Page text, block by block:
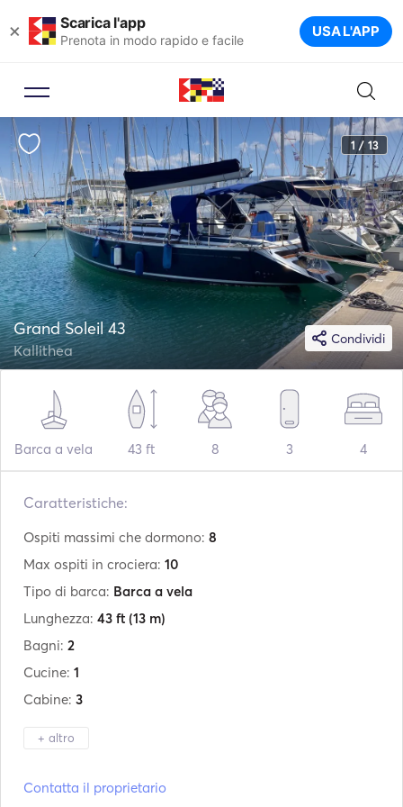
× Scarica l'app
Prenota in modo rapido e facile USA L'APP
1 / 13
Condividi
Grand Soleil 43
Kallithea
Barca a vela 43 ft 8 3 4
Caratteristiche:
Ospiti massimi che dormono: 8
Max ospiti in crociera: 10
Tipo di barca: Barca a vela
Lunghezza: 43 ft (13 m)
Bagni: 2
Cucine: 1
Cabine: 3
+ altro
Contatta il proprietario